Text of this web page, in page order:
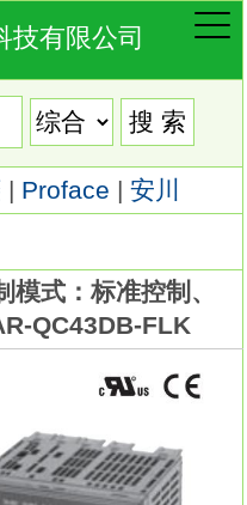
技有限公司
| Proface | 安川
式：标准控制、
QC43DB-FLK